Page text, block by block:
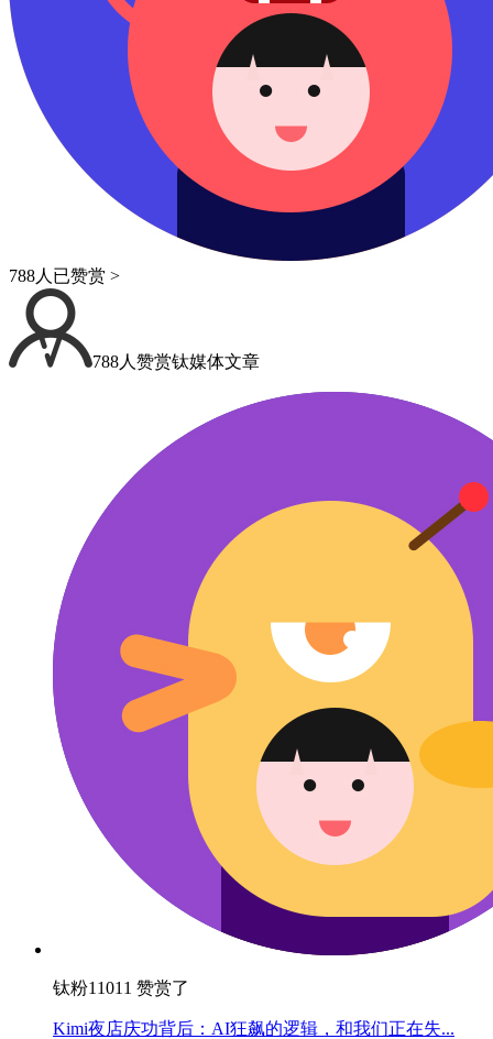
788人已赞赏 >
788人赞赏钛媒体文章
钛粉11011 赞赏了
Kimi夜店庆功背后：AI狂飙的逻辑，和我们正在失...